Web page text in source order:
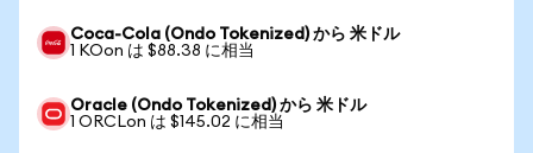
Coca-Cola (Ondo Tokenized) から 米ドル
1 KOon は $88.38 に相当
Oracle (Ondo Tokenized) から 米ドル
1 ORCLon は $145.02 に相当